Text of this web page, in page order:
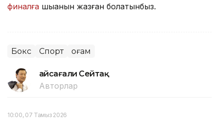
финалға шыққанын жазған болатынбыз.
Бокс Спорт Қоғам
Ғайсағали Сейтақ
Авторлар
10:00, 07 Тамыз 2026